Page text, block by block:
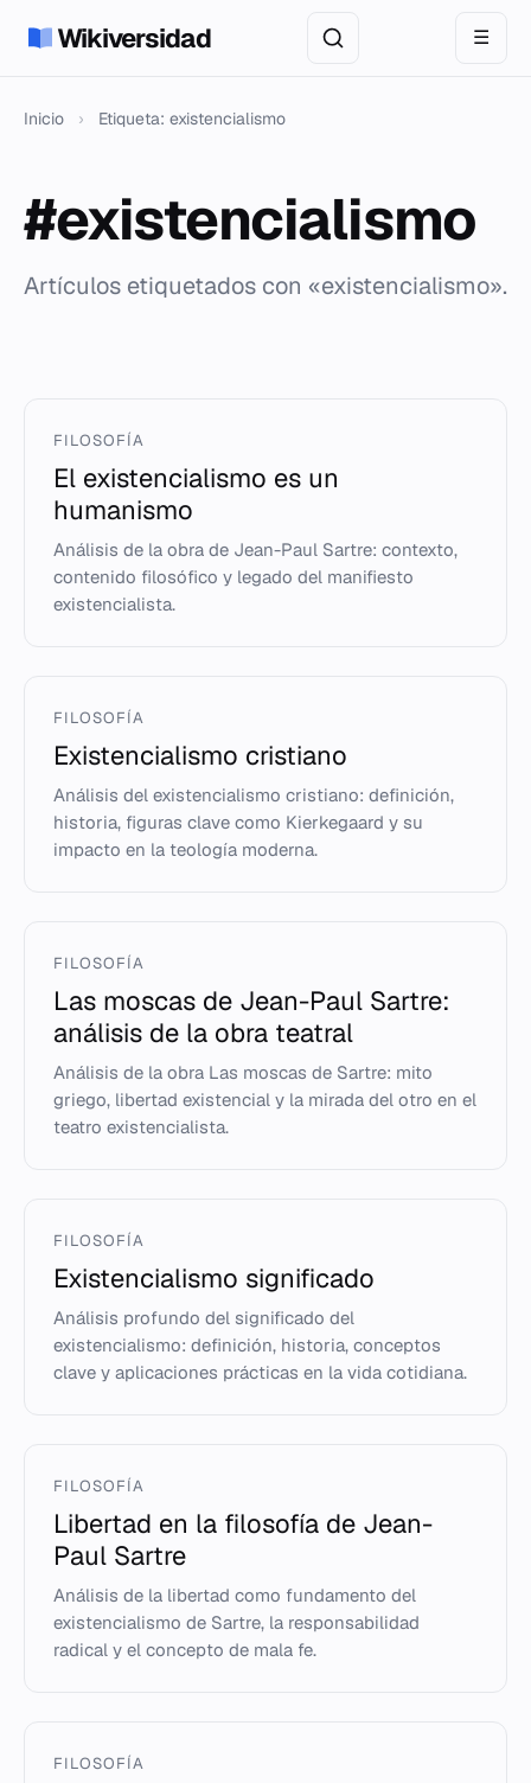
Wikiversidad ☰
Inicio › Etiqueta: existencialismo
#existencialismo
Artículos etiquetados con «existencialismo».
FILOSOFÍA
El existencialismo es un
humanismo
Análisis de la obra de Jean-Paul Sartre: contexto,
contenido filosófico y legado del manifiesto
existencialista.
FILOSOFÍA
Existencialismo cristiano
Análisis del existencialismo cristiano: definición,
historia, figuras clave como Kierkegaard y su
impacto en la teología moderna.
FILOSOFÍA
Las moscas de Jean-Paul Sartre:
análisis de la obra teatral
Análisis de la obra Las moscas de Sartre: mito
griego, libertad existencial y la mirada del otro en el
teatro existencialista.
FILOSOFÍA
Existencialismo significado
Análisis profundo del significado del
existencialismo: definición, historia, conceptos
clave y aplicaciones prácticas en la vida cotidiana.
FILOSOFÍA
Libertad en la filosofía de Jean-
Paul Sartre
Análisis de la libertad como fundamento del
existencialismo de Sartre, la responsabilidad
radical y el concepto de mala fe.
FILOSOFÍA